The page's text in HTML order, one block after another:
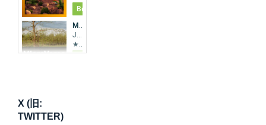
X (旧:
TWITTER)